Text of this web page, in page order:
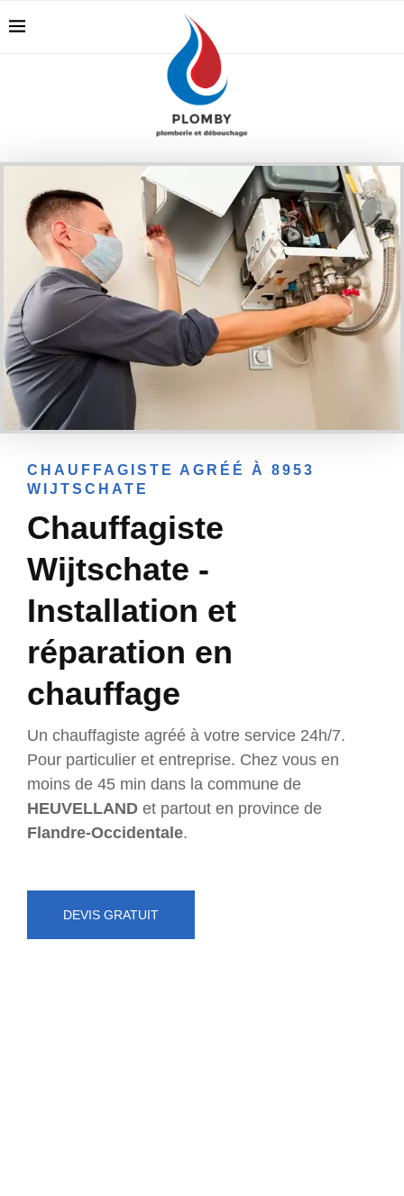
CHAUFFAGISTE AGRÉÉ À 8953
WIJTSCHATE
Chauffagiste
Wijtschate -
Installation et
réparation en
chauffage
Un chauffagiste agréé à votre service 24h/7.
Pour particulier et entreprise. Chez vous en
moins de 45 min dans la commune de
HEUVELLAND et partout en province de
Flandre-Occidentale.
DEVIS GRATUIT